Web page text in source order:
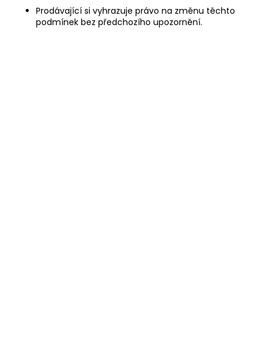
Prodávající si vyhrazuje právo na změnu těchto
podmínek bez předchozího upozornění.